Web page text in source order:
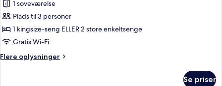
balkon
Grand-
værelse
(Amina
Village)
1 soveværelse
Plads til 3 personer
1 kingsize-seng ELLER 2 store enkeltsenge
Gratis Wi-Fi
Flere oplysninger
Flere
Se priser